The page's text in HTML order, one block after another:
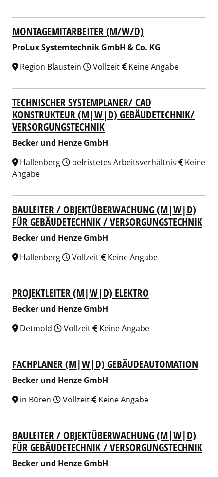
MONTAGEMITARBEITER (M/W/D)
ProLux Systemtechnik GmbH & Co. KG
Region Blaustein
Vollzeit Keine Angabe
TECHNISCHER SYSTEMPLANER/ CAD
KONSTRUKTEUR (M|W|D) GEBÄUDETECHNIK/
VERSORGUNGSTECHNIK
Becker und Henze GmbH
Hallenberg
befristetes Arbeitsverhältnis
Keine
Angabe
BAULEITER / OBJEKTÜBERWACHUNG (M|W|D)
FÜR GEBÄUDETECHNIK / VERSORGUNGSTECHNIK
Becker und Henze GmbH
Hallenberg
Vollzeit Keine Angabe
PROJEKTLEITER (M|W|D) ELEKTRO
Becker und Henze GmbH
Detmold
Vollzeit Keine Angabe
FACHPLANER (M|W|D) GEBÄUDEAUTOMATION
Becker und Henze GmbH
in Büren
Vollzeit Keine Angabe
BAULEITER / OBJEKTÜBERWACHUNG (M|W|D)
FÜR GEBÄUDETECHNIK / VERSORGUNGSTECHNIK
Becker und Henze GmbH